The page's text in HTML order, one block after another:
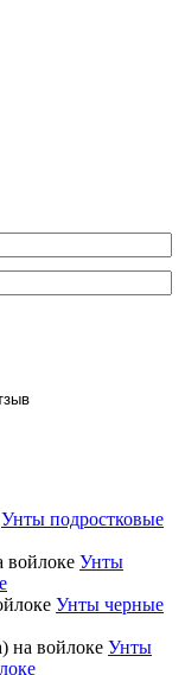
Унты подростковые
Унты
Унты черные
Унты